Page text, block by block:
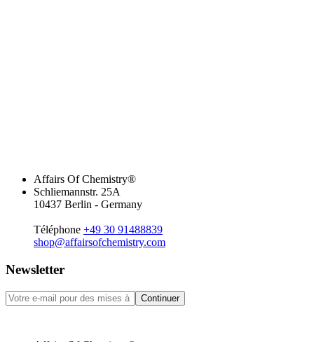
Affairs Of Chemistry®
Schliemannstr. 25A
10437 Berlin - Germany
Téléphone +49 30 91488839
shop@affairsofchemistry.com
Newsletter
Continuer